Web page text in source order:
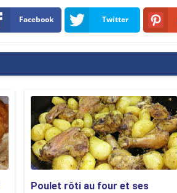
Facebook Twitter
Poulet rôti au four et ses